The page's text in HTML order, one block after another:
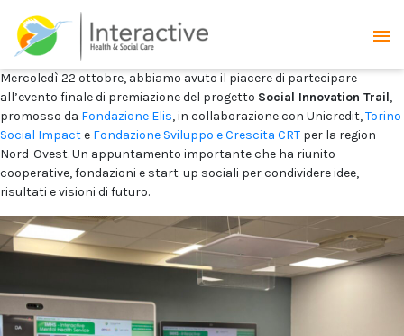
Mercoledì 22 ottobre, abbiamo avuto il piacere di partecipare
all’evento finale di premiazione del progetto Social Innovation Trail,
promosso da Fondazione Elis, in collaborazione con Unicredit,Torino
Social Impacte Fondazione Sviluppo e Crescita CRT per la region
Nord-Ovest. Un appuntamento importante che ha riunito
cooperative, fondazioni e start-up sociali per condividere idee,
risultati e visioni di futuro.